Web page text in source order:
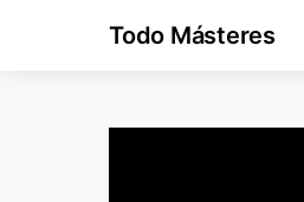
Todo Másteres